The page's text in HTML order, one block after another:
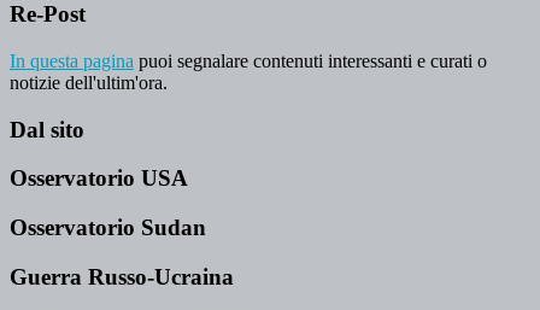
Re-Post
In questa pagina puoi segnalare contenuti interessanti e curati o
notizie dell'ultim'ora.
Dal sito
Osservatorio USA
Osservatorio Sudan
Guerra Russo-Ucraina